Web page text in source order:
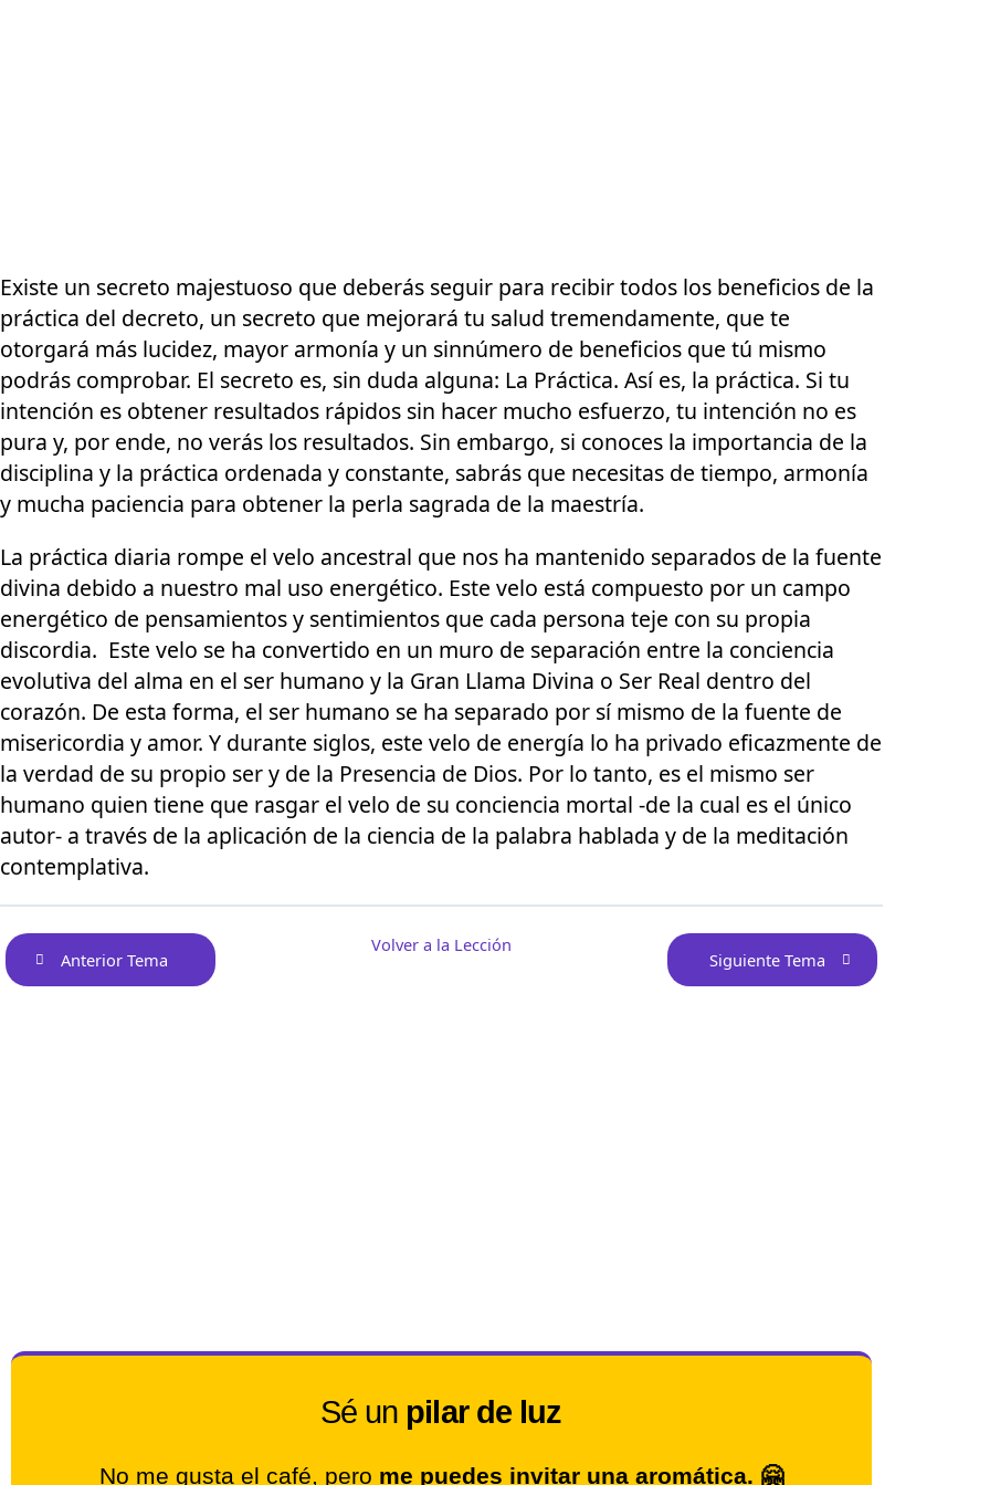
Existe un secreto majestuoso que deberás seguir para recibir todos los beneficios de la
práctica del decreto, un secreto que mejorará tu salud tremendamente, que te
otorgará más lucidez, mayor armonía y un sinnúmero de beneficios que tú mismo
podrás comprobar. El secreto es, sin duda alguna: La Práctica. Así es, la práctica. Si tu
intención es obtener resultados rápidos sin hacer mucho esfuerzo, tu intención no es
pura y, por ende, no verás los resultados. Sin embargo, si conoces la importancia de la
disciplina y la práctica ordenada y constante, sabrás que necesitas de tiempo, armonía
y mucha paciencia para obtener la perla sagrada de la maestría.
La práctica diaria rompe el velo ancestral que nos ha mantenido separados de la fuente
divina debido a nuestro mal uso energético. Este velo está compuesto por un campo
energético de pensamientos y sentimientos que cada persona teje con su propia
discordia. Este velo se ha convertido en un muro de separación entre la conciencia
evolutiva del alma en el ser humano y la Gran Llama Divina o Ser Real dentro del
corazón. De esta forma, el ser humano se ha separado por sí mismo de la fuente de
misericordia y amor. Y durante siglos, este velo de energía lo ha privado eficazmente de
la verdad de su propio ser y de la Presencia de Dios. Por lo tanto, es el mismo ser
humano quien tiene que rasgar el velo de su conciencia mortal -de la cual es el único
autor- a través de la aplicación de la ciencia de la palabra hablada y de la meditación
contemplativa.
Anterior Tema
Volver a la Lección
Siguiente Tema
Sé un pilar de luz
No me gusta el café, pero me puedes invitar una aromática. 🤗